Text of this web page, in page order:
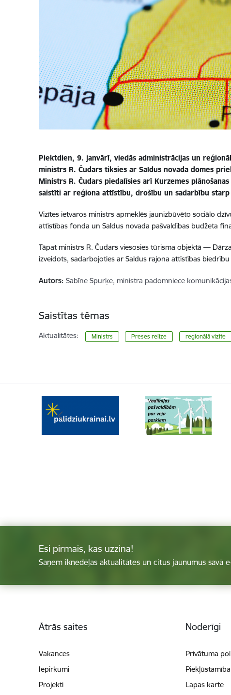
Piektdien, 9. janvārī, viedās administrācijas un
ministrs R. Čudars tiksies ar Saldus novada domes
Ministrs R. Čudars piedalīsies arī Kurzemes
saistīti ar reģiona attīstību, drošību un sadarbību
Vizītes ietvaros ministrs apmeklēs jaunizbūvēto sociālo
attīstības fonda un Saldus novada pašvaldības budžeta
Tāpat ministrs R. Čudars viesosies tūrisma objektā —
izveidots, sadarbojoties ar Saldus rajona attīstības
Autors: Sabīne Spurķe, ministra padomniece
Saistītas tēmas
Aktualitātes: Ministrs Preses relīze reģionālā vizīte
Esi pirmais, kas uzzina!
Saņem iknedēļas aktualitātes un citus jaunumus savā
Ātrās saites
Vakances
Iepirkumi
Projekti
Noderīgi
Privātuma
Piekļūstamība
Lapas karte